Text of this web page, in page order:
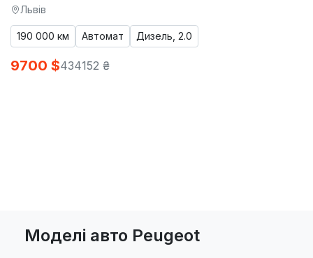
Львів
190 000 км Автомат Дизель, 2.0
9700 $434152 ₴
Моделі авто Peugeot